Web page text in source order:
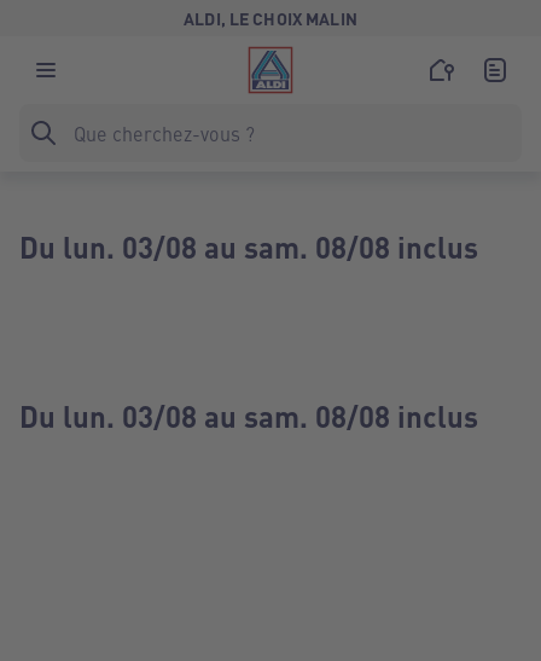
ALDI, LE CHOIX MALIN
Du lun. 03/08 au sam. 08/08 inclus
Du lun. 03/08 au sam. 08/08 inclus